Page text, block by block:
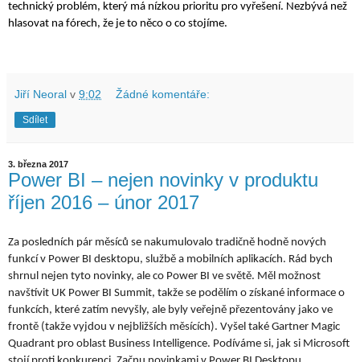
technický problém, který má nízkou prioritu pro vyřešení. Nezbývá než
hlasovat na fórech, že je to něco o co stojíme.
Jiří Neoral v 9:02 Žádné komentáře:
Sdílet
3. března 2017
Power BI – nejen novinky v produktu
říjen 2016 – únor 2017
Za posledních pár měsíců se nakumulovalo tradičně hodně nových
funkcí v Power BI desktopu, službě a mobilních aplikacích. Rád bych
shrnul nejen tyto novinky, ale co Power BI ve světě. Měl možnost
navštívit UK Power BI Summit, takže se podělím o získané informace o
funkcích, které zatím nevyšly, ale byly veřejně přezentovány jako ve
frontě (takže vyjdou v nejbližších měsících). Vyšel také Gartner Magic
Quadrant pro oblast Business Intelligence. Podíváme si, jak si Microsoft